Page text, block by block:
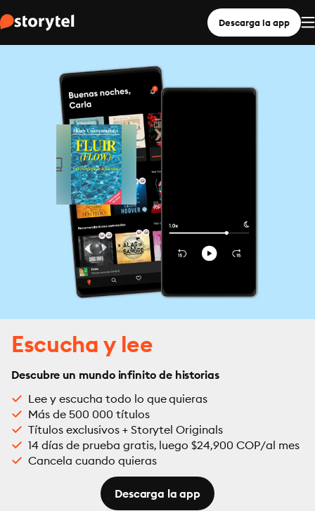
Descarga la app
Escucha y lee
Descubre un mundo infinito de historias
Lee y escucha todo lo que quieras
Más de 500 000 títulos
Títulos exclusivos + Storytel Originals
14 días de prueba gratis, luego $24,900 COP/al mes
Cancela cuando quieras
Descarga la app